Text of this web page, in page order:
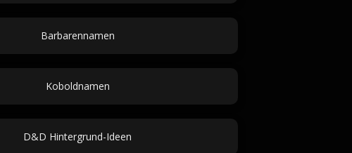
Barbarennamen
Koboldnamen
D&D Hintergrund-Ideen